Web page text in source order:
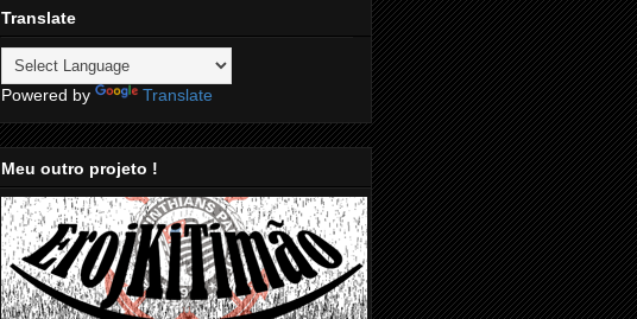
Translate
Powered by Translate
Meu outro projeto !